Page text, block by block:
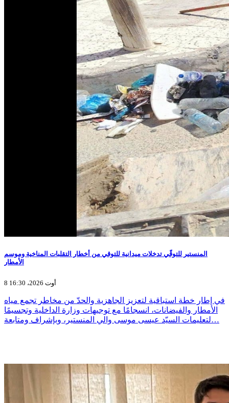
المنستير للتوقّي تدخلات ميدانية للتوقي من أخطار التقلبات المناخية وموسم
الأمطار
8 أوت 2026، 16:30
في إطار خطة استباقية لتعزيز الجاهزية والحدّ من مخاطر تجمع مياه
الأمطار والفيضانات، انسجامًا مع توجيهات وزارة الداخلية وتجسيمًا
لتعليمات السيّد عيسى موسى والي المنستير، وبإشراف ومتابعة…